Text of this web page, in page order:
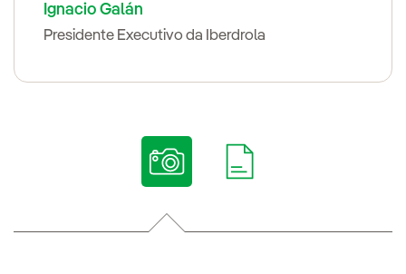
Ignacio Galán
Presidente Executivo da Iberdrola